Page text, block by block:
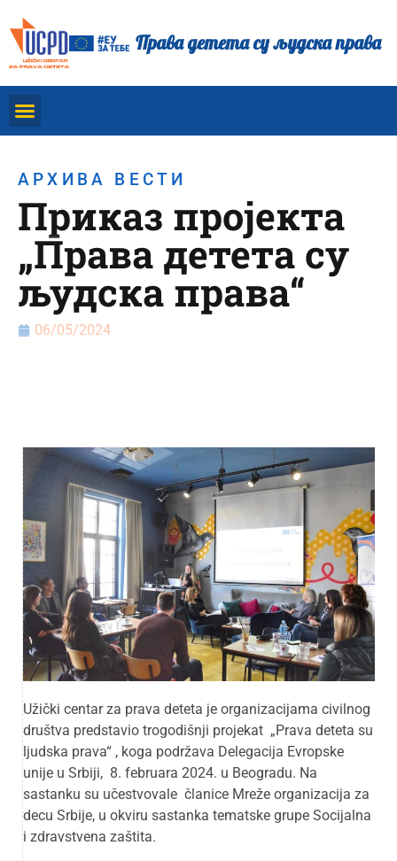
Права детета су људска права
АРХИВА ВЕСТИ
Приказ пројекта
„Права детета су
људска права“
06/05/2024
Užički centar za prava deteta je organizacijama civilnog
društva predstavio trogodišnji projekat „Prava deteta su
ljudska prava“ , koga podržava Delegacija Evropske
unije u Srbiji, 8. februara 2024. u Beogradu. Na
sastanku su učestvovale članice Mreže organizacija za
decu Srbije, u okviru sastanka tematske grupe Socijalna
i zdravstvena zaštita.